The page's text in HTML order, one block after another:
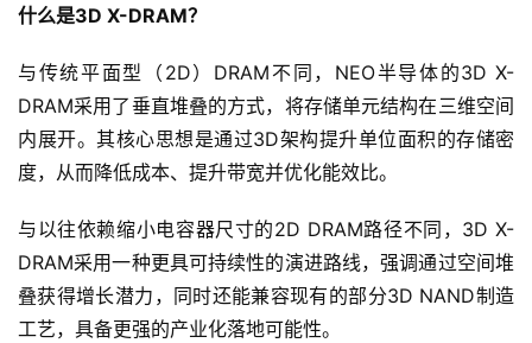
什么是3D X-DRAM？
与传统平面型（2D）DRAM不同，NEO半导体的3D X-
DRAM采用了垂直堆叠的方式，将存储单元结构在三维空间
内展开。其核心思想是通过3D架构提升单位面积的存储密
度，从而降低成本、提升带宽并优化能效比。
与以往依赖缩小电容器尺寸的2D DRAM路径不同，3D X-
DRAM采用一种更具可持续性的演进路线，强调通过空间堆
叠获得增长潜力，同时还能兼容现有的部分3D NAND制造
工艺，具备更强的产业化落地可能性。